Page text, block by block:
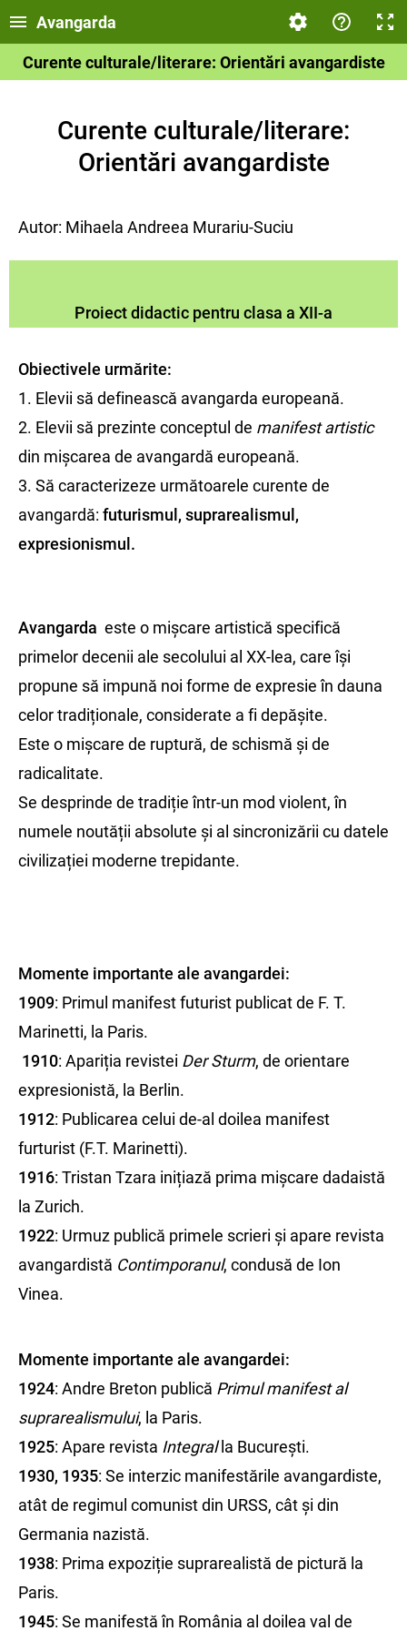
Avangarda
Curente culturale/literare: Orientări avangardiste
Curente culturale/literare:
Orientări avangardiste
Autor: Mihaela Andreea Murariu-Suciu
Proiect didactic pentru clasa a XII-a
Obiectivele urmărite:
1. Elevii să definească avangarda europeană.
2. Elevii să prezinte conceptul de manifest artistic
din mișcarea de avangardă europeană.
3. Să caracterizeze următoarele curente de
avangardă: futurismul, suprarealismul,
expresionismul.
Avangarda este o mișcare artistică specifică
primelor decenii ale secolului al XX-lea, care își
propune să impună noi forme de expresie în dauna
celor tradiționale, considerate a fi depășite.
Este o mișcare de ruptură, de schismă și de
radicalitate.
Se desprinde de tradiție într-un mod violent, în
numele noutății absolute și al sincronizării cu datele
civilizației moderne trepidante.
Momente importante ale avangardei:
1909: Primul manifest futurist publicat de F. T.
Marinetti, la Paris.
1910: Apariția revistei Der Sturm, de orientare
expresionistă, la Berlin.
1912: Publicarea celui de-al doilea manifest
furturist (F.T. Marinetti).
1916: Tristan Tzara inițiază prima mișcare dadaistă
la Zurich.
1922: Urmuz publică primele scrieri și apare revista
avangardistă Contimporanul, condusă de Ion
Vinea.
Momente importante ale avangardei:
1924: Andre Breton publică Primul manifest al
suprarealismului, la Paris.
1925: Apare revista Integralla București.
1930, 1935: Se interzic manifestările avangardiste,
atât de regimul comunist din URSS, cât și din
Germania nazistă.
1938: Prima expoziție suprarealistă de pictură la
Paris.
1945: Se manifestă în România al doilea val de